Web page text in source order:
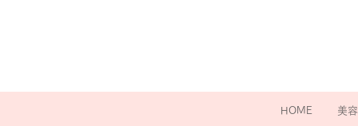
HOME 美